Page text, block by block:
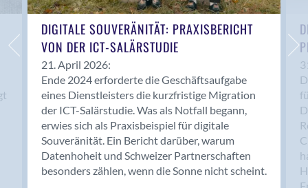
Balzers
Basel
Bassersdorf
Belp
Bendern
Benken (SG)
Bergdietikon
Berlin
Bern
Bern - Liebefeld
DIGITALE SOUVERÄNITÄT: PRAXISBERICHT
VON DER ICT-SALÄRSTUDIE
21. April 2026:
Ende 2024 erforderte die Geschäftsaufgabe
eines Dienstleisters die kurzfristige Migration
der ICT-Salärstudie. Was als Notfall begann,
erwies sich als Praxisbeispiel für digitale
Souveränität. Ein Bericht darüber, warum
Datenhoheit und Schweizer Partnerschaften
besonders zählen, wenn die Sonne nicht scheint.